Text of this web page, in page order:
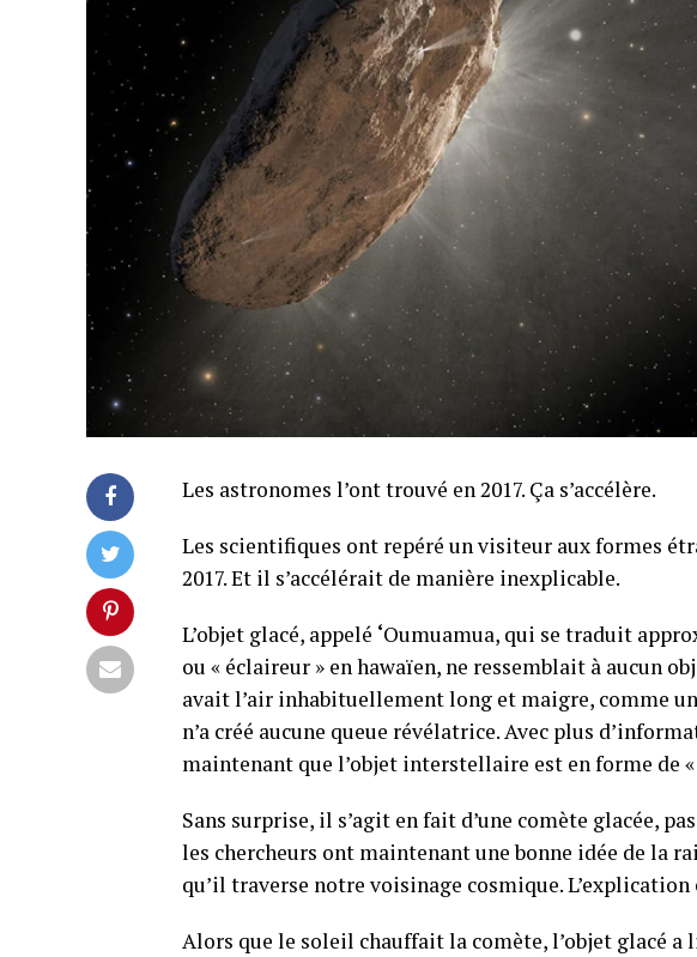
Les astronomes l’ont trouvé en 2017. Ça s’accélère.
Les scientifiques ont repéré un visiteur aux formes
2017. Et il s’accélérait de manière inexplicable.
L’objet glacé, appelé ‘Oumuamua, qui se traduit
ou « éclaireur » en hawaïen, ne ressemblait à aucun
avait l’air inhabituellement long et maigre, comme
n’a créé aucune queue révélatrice. Avec plus
maintenant que l’objet interstellaire est en forme de «
Sans surprise, il s’agit en fait d’une comète glacée,
les chercheurs ont maintenant une bonne idée de la
qu’il traverse notre voisinage cosmique.
Alors que le soleil chauffait la comète, l’objet glacé